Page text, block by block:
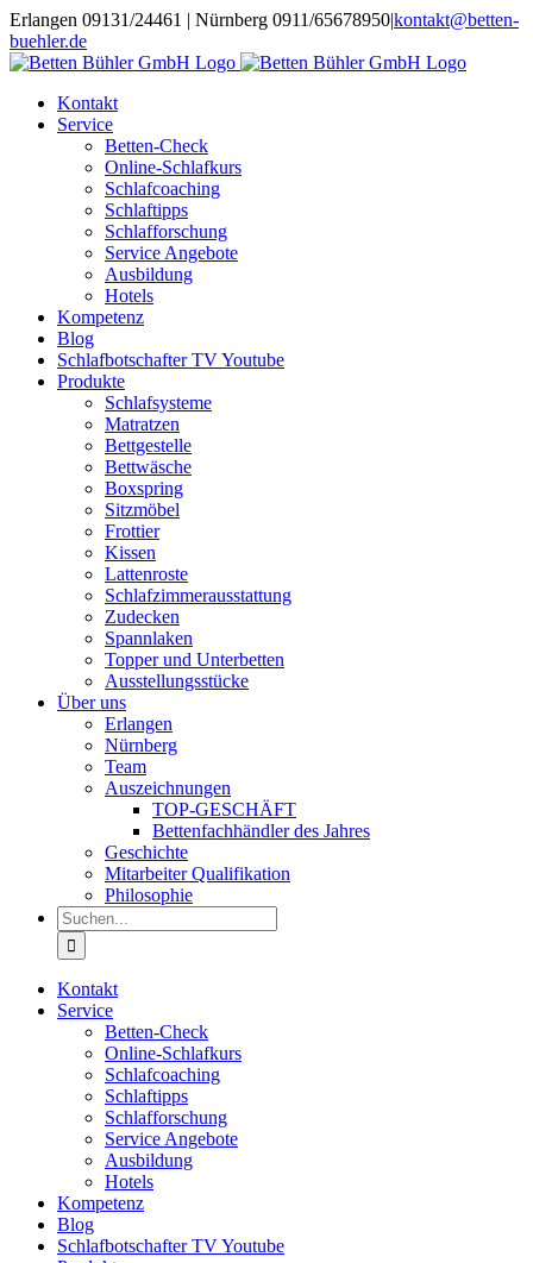
Zum
Inhalt
springen
Erlangen 09131/24461 | Nürnberg 0911/65678950|kontakt@betten-
buehler.de
Kontakt
Service
Betten-Check
Online-Schlafkurs
Schlafcoaching
Schlaftipps
Schlafforschung
Service Angebote
Ausbildung
Hotels
Kompetenz
Blog
Schlafbotschafter TV Youtube
Produkte
Schlafsysteme
Matratzen
Bettgestelle
Bettwäsche
Boxspring
Sitzmöbel
Frottier
Kissen
Lattenroste
Schlafzimmerausstattung
Zudecken
Spannlaken
Topper und Unterbetten
Ausstellungsstücke
Über uns
Erlangen
Nürnberg
Team
Auszeichnungen
TOP-GESCHÄFT
Bettenfachhändler des Jahres
Geschichte
Mitarbeiter Qualifikation
Philosophie
Suche
nach:
Kontakt
Service
Betten-Check
Online-Schlafkurs
Schlafcoaching
Schlaftipps
Schlafforschung
Service Angebote
Ausbildung
Hotels
Kompetenz
Blog
Schlafbotschafter TV Youtube